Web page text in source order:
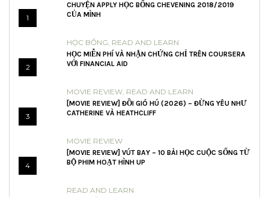
1
CHUYỆN APPLY HỌC BỔNG CHEVENING 2018/2019
CỦA MÌNH
2
HỌC BỔNG, READ AND LEARN
HỌC MIỄN PHÍ VÀ NHẬN CHỨNG CHỈ TRÊN COURSERA
VỚI FINANCIAL AID
3
MOVIE REVIEW, READ AND LEARN
[MOVIE REVIEW] ĐỒI GIÓ HÚ (2026) – ĐỪNG YÊU NHƯ
CATHERINE VÀ HEATHCLIFF
4
MOVIE REVIEW
[MOVIE REVIEW] VÚT BAY – 10 BÀI HỌC CUỘC SỐNG TỪ
BỘ PHIM HOẠT HÌNH UP
READ AND LEARN